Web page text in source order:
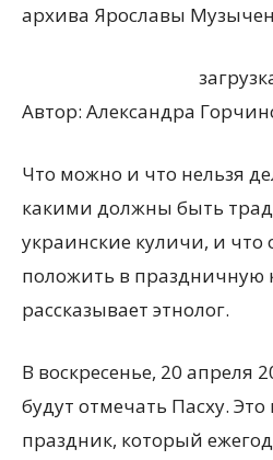
архива Ярославы
Автор: Александра
Что можно и что нельзя
какими должны быть
украинские куличи, и что
положить в праздничную
рассказывает этнолог.
В воскресенье, 20 апреля
будут отмечать Пасху.
праздник, который